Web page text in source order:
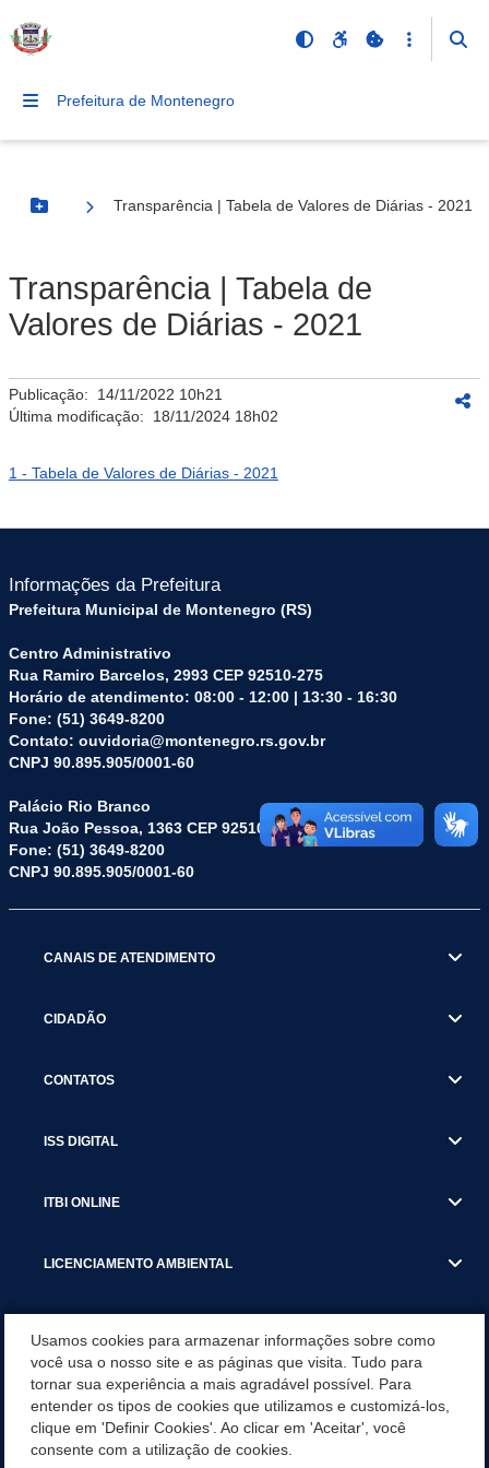
Prefeitura de Montenegro
Botão Menu
Transparência | Tabela de Valores de Diárias - 2021
Transparência | Tabela de
Valores de Diárias - 2021
Publicação: 14/11/2022 10h21
Última modificação: 18/11/2024 18h02
1 - Tabela de Valores de Diárias - 2021
Informações da Prefeitura
Prefeitura Municipal de Montenegro (RS)
Centro Administrativo
Rua Ramiro Barcelos, 2993 CEP 92510-275
Horário de atendimento: 08:00 - 12:00 | 13:30 - 16:30
Fone: (51) 3649-8200
Contato: ouvidoria@montenegro.rs.gov.br
CNPJ 90.895.905/0001-60
Palácio Rio Branco
Rua João Pessoa, 1363 CEP 92510-045
Fone: (51) 3649-8200
CNPJ 90.895.905/0001-60
CANAIS DE ATENDIMENTO
CIDADÃO
CONTATOS
ISS DIGITAL
ITBI ONLINE
LICENCIAMENTO AMBIENTAL
SERVIÇOS
SERVIÇOS DO DEPARTAMENTO DE RECEITA MUNICIPAL
Usamos cookies para armazenar informações sobre como
você usa o nosso site e as páginas que visita. Tudo para
tornar sua experiência a mais agradável possível. Para
entender os tipos de cookies que utilizamos e customizá-los,
clique em 'Definir Cookies'. Ao clicar em 'Aceitar', você
consente com a utilização de cookies.